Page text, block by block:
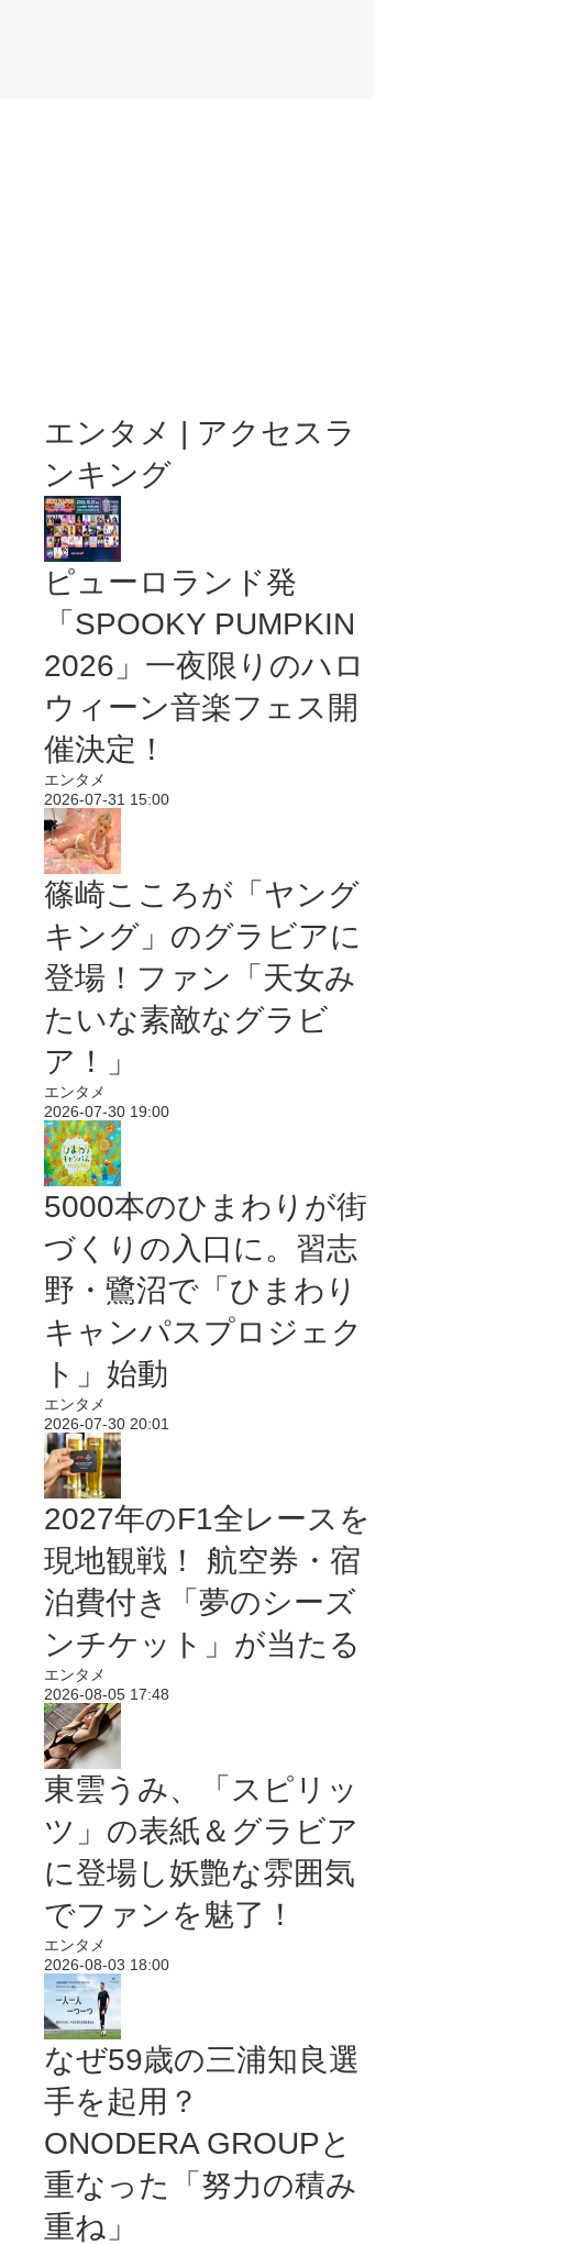
エンタメ | アクセスラ
ンキング
ピューロランド発
「SPOOKY PUMPKIN
2026」一夜限りのハロ
ウィーン音楽フェス開
催決定！
エンタメ
2026-07-31 15:00
篠崎こころが「ヤング
キング」のグラビアに
登場！ファン「天女み
たいな素敵なグラビ
ア！」
エンタメ
2026-07-30 19:00
5000本のひまわりが街
づくりの入口に。習志
野・鷺沼で「ひまわり
キャンパスプロジェク
ト」始動
エンタメ
2026-07-30 20:01
2027年のF1全レースを
現地観戦！ 航空券・宿
泊費付き「夢のシーズ
ンチケット」が当たる
エンタメ
2026-08-05 17:48
東雲うみ、「スピリッ
ツ」の表紙＆グラビア
に登場し妖艶な雰囲気
でファンを魅了！
エンタメ
2026-08-03 18:00
なぜ59歳の三浦知良選
手を起用？
ONODERA GROUPと
重なった「努力の積み
重ね」